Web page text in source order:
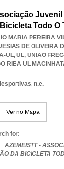
Juvenil
Todo O
MARIA PEREIRA
DE OLIVEIRA
UL, UL, UNIAO
RIBA UL
n.e.
Ver no Mapa
for:
AZEMEISTT -
DA BICICLETA